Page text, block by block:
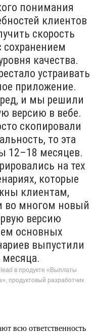
понимания
клиентов
скорость
сохранением
качества.
устраивать
приложение.
и мы решили
версию в вебе.
скопировали
то эта
12–18 месяцев.
на тех
которые
клиентам,
во многом новый
версию
основных
выпустили
месяца.
в продукте «Выплаты
продуктовый разработчик
всю ответственность